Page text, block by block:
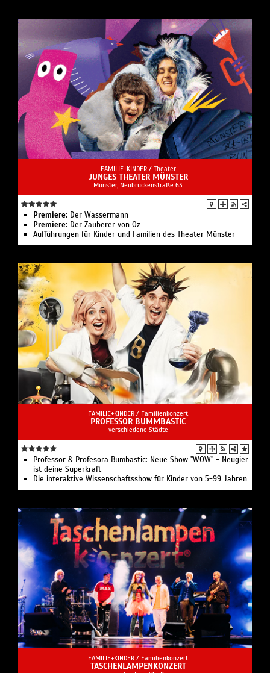
FAMILIE+KINDER / Theater
JUNGES THEATER MÜNSTER
Münster, Neubrückenstraße 63
Premiere: Der Wassermann
Premiere: Der Zauberer von Oz
Aufführungen für Kinder und Familien des Theater Münster
FAMILIE+KINDER / Familienkonzert
PROFESSOR BUMMBASTIC
verschiedene Städte
Professor & Profesora Bumbastic: Neue Show "WOW" - Neugier
ist deine Superkraft
Die interaktive Wissenschaftsshow für Kinder von 5-99 Jahren
FAMILIE+KINDER / Familienkonzert
TASCHENLAMPENKONZERT